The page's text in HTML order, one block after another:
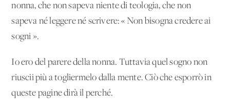
nonna, che non sapeva niente di teologia, che non
sapeva né leggere né scrivere: « Non bisogna credere ai
sogni ».
Io ero del parere della nonna. Tuttavia quel sogno non
riuscii più a togliermelo dalla mente. Ciò che esporrò in
queste pagine dirà il perché.